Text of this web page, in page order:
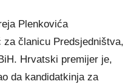
Plenkovića
članicu Predsjedništva,
Hrvatski premijer je,
da kandidatkinja za